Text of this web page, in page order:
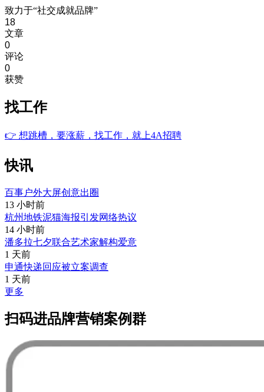
致力于“社交成就品牌”
18
文章
0
评论
0
获赞
找工作
👉 想跳槽，要涨薪，找工作，就上4A招聘
快讯
百事户外大屏创意出圈
13 小时前
杭州地铁泥猫海报引发网络热议
14 小时前
潘多拉七夕联合艺术家解构爱意
1 天前
申通快递回应被立案调查
1 天前
更多
扫码进品牌营销案例群